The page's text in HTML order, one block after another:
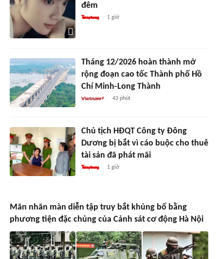
đêm
1 giờ
Tháng 12/2026 hoàn thành mở
rộng đoạn cao tốc Thành phố Hồ
Chí Minh-Long Thành
43 phút
Chủ tịch HĐQT Công ty Đông
Dương bị bắt vì cáo buộc cho thuê
tài sản đã phát mãi
1 giờ
Mãn nhãn màn diễn tập truy bắt khủng bố bằng
phương tiện đặc chủng của Cảnh sát cơ động Hà Nội